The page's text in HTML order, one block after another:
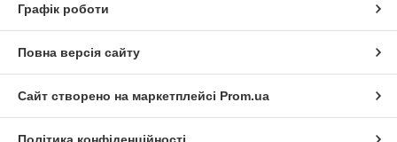
Графік роботи
Повна версія сайту
Сайт створено на маркетплейсі Prom.ua